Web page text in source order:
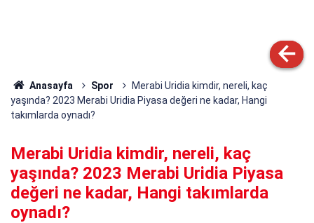
Anasayfa Spor
Merabi Uridia kimdir, nereli, kaç
yaşında? 2023 Merabi Uridia Piyasa değeri ne kadar, Hangi
takımlarda oynadı?
Merabi Uridia kimdir, nereli, kaç
yaşında? 2023 Merabi Uridia Piyasa
değeri ne kadar, Hangi takımlarda
oynadı?